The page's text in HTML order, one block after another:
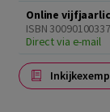
Online
ISBN
Direct via e-mail